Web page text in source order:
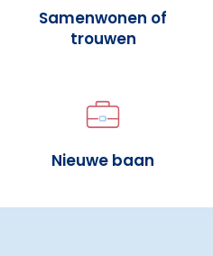
Samenwonen of
trouwen
Nieuwe baan